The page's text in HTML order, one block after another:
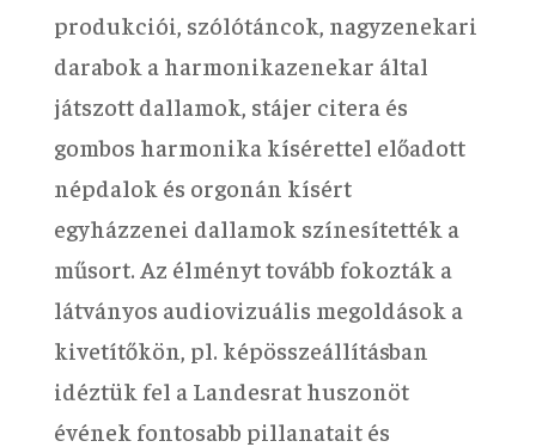
produkciói, szólótáncok, nagyzenekari
darabok a harmonikazenekar által
játszott dallamok, stájer citera és
gombos harmonika kísérettel előadott
népdalok és orgonán kísért
egyházzenei dallamok színesítették a
műsort. Az élményt tovább fokozták a
látványos audiovizuális megoldások a
kivetítőkön, pl. képösszeállításban
idéztük fel a Landesrat huszonöt
évének fontosabb pillanatait és